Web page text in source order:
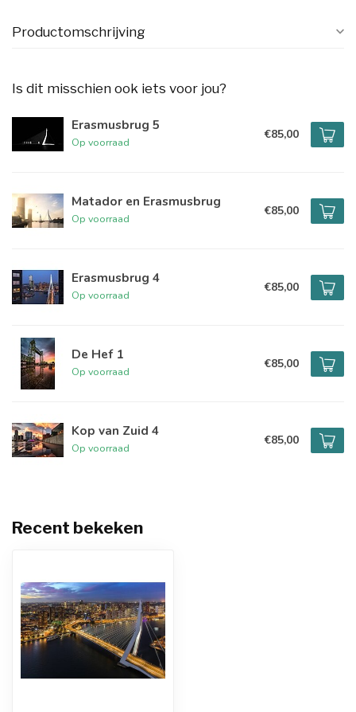
Productomschrijving
Is dit misschien ook iets voor jou?
Erasmusbrug 5
Op voorraad
€85,00
Matador en Erasmusbrug
Op voorraad
€85,00
Erasmusbrug 4
Op voorraad
€85,00
De Hef 1
Op voorraad
€85,00
Kop van Zuid 4
Op voorraad
€85,00
Recent bekeken